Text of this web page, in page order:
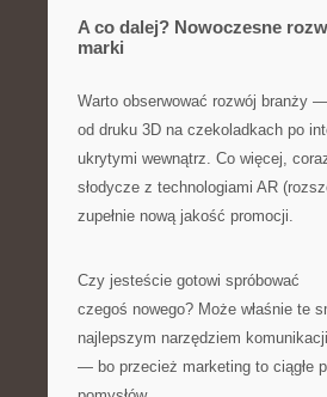
A co dalej? Nowoczesne
marki
Warto obserwować rozwój branży —
od druku 3D na czekoladkach po
ukrytymi wewnątrz. Co więcej,
słodycze z technologiami AR
zupełnie nową jakość promocji.
Czy jesteście gotowi spróbować
czegoś nowego? Może właśnie te
najlepszym narzędziem
— bo przecież marketing to ciągłe